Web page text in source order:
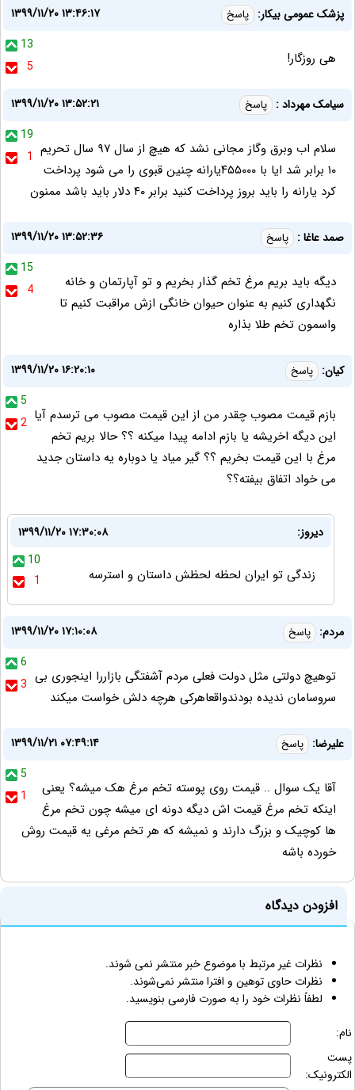
پزشک عمومی بیکار: پاسخ
۱۳۹۹/۱۱/۲۰ ۱۳:۴۶:۱۷
13
5
هی روزگار!
سیامک مهرداد : پاسخ
۱۳۹۹/۱۱/۲۰ ۱۳:۵۲:۲۱
19
1 سلام اب وبرق وگاز مجانی نشد که هیچ از سال ۹۷ سال تحریم
۱۰ برابر شد ایا با ۴۵۵۰۰۰یارانه چنین قبوی را می شود پرداخت
کرد یارانه را باید بروز پرداخت کنید برابر ۴۰ دلار باید باشد ممنون
صمد عاغا : پاسخ
۱۳۹۹/۱۱/۲۰ ۱۳:۵۲:۳۶
15
4
دیگه باید بریم مرغ تخم گذار بخریم و تو آپارتمان و خانه
نگهداری کنیم به عنوان حیوان خانگی ازش مراقبت کنیم تا
واسمون تخم طلا بذاره
کیان: پاسخ
۱۳۹۹/۱۱/۲۰ ۱۶:۲۰:۱۰
5
2 بازم قیمت مصوب چقدر من از این قیمت مصوب می ترسدم آیا
این دیگه اخریشه یا بازم ادامه پیدا میکنه ؟؟ حالا بریم تخم
مرغ با این قیمت بخریم ؟؟ گیر میاد یا دوباره یه داستان جدید
می خواد اتفاق بیفته؟؟
دیروز:
۱۳۹۹/۱۱/۲۰ ۱۷:۳۰:۰۸
10
1
زندگی تو ایران لحظه لحظش داستان و استرسه
مردم: پاسخ
۱۳۹۹/۱۱/۲۰ ۱۷:۱۰:۰۸
6
3 توهیچ دولتی مثل دولت فعلی مردم آشفتگی بازاررا اینجوری بی
سروسامان ندیده بودندواقعاهرکی هرچه دلش خواست میکند
علیرضا: پاسخ
۱۳۹۹/۱۱/۲۱ ۰۷:۴۹:۱۴
5
1
آقا یک سوال .. قیمت روی پوسته تخم مرغ هک میشه؟ یعنی
اینکه تخم مرغ قیمت اش دیگه دونه ای میشه چون تخم مرغ
ها کوچیک و بزرگ دارند و نمیشه که هر تخم مرغی یه قیمت روش
خورده باشه
افزودن دیدگاه
نظرات غیر مرتبط با موضوع خبر منتشر نمی شوند.
نظرات حاوی توهین و افترا منتشر نمی‌شوند.
لطفاً نظرات خود را به صورت فارسی بنویسید.
نام:
پست
الکترونیک: